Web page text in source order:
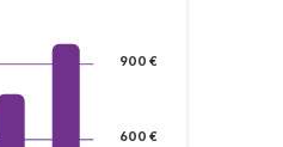
600 €
900 €